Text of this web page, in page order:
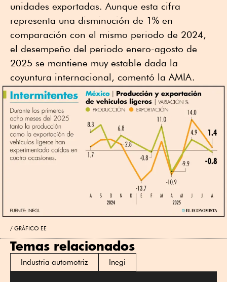
unidades exportadas. Aunque esta cifra
representa una disminución de 1% en
comparación con el mismo periodo de 2024,
el desempeño del periodo enero-agosto de
2025 se mantiene muy estable dada la
coyuntura internacional, comentó la AMIA.
GRÁFICO EE
Temas relacionados
Industria automotriz Inegi